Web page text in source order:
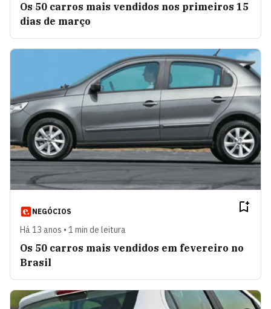
Os 50 carros mais vendidos nos primeiros 15
dias de março
NEGÓCIOS
Há 13 anos • 1 min de leitura
Os 50 carros mais vendidos em fevereiro no
Brasil